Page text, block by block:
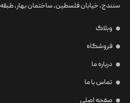
سنندج، خیابان فلسطین،‌ ساختمان بهار، طبقه2
وبلاگ
فروشگاه
درباره ما
تماس با ما
صفحه اصلی